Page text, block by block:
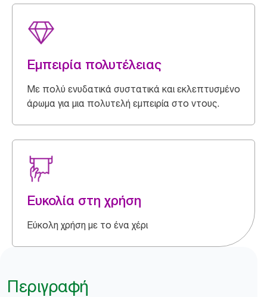
Εμπειρία πολυτέλειας
Με πολύ ενυδατικά συστατικά και εκλεπτυσμένο
άρωμα για μια πολυτελή εμπειρία στο ντους.
Ευκολία στη χρήση
Εύκολη χρήση με το ένα χέρι
Περιγραφή